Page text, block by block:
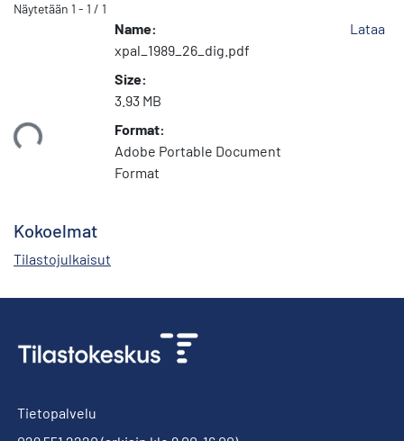
Näytetään 1 - 1 / 1
Name:
xpal_1989_26_dig.pdf
Size:
3.93 MB
Format:
Adobe Portable Document
Format
Lataa
Kokoelmat
Tilastojulkaisut
Tietopalvelu